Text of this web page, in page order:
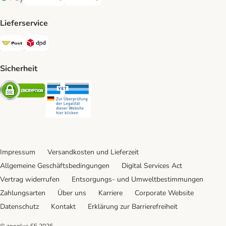
Google Pay Payment Method
Lieferservice
Österreichische Post Shipping Method
Sicherheit
Security
Impressum
Versandkosten und Lieferzeit
Allgemeine Geschäftsbedingungen
Digital Services Act
Vertrag widerrufen
Entsorgungs- und Umweltbestimmungen
Zahlungsarten
Über uns Karriere
Corporate Website
Datenschutz
Kontakt Erklärung zur Barrierefreiheit